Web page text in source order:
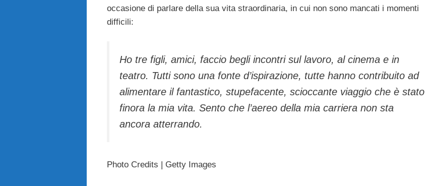
occasione di parlare della sua vita straordinaria, in cui non sono mancati i momenti
difficili:
Ho tre figli, amici, faccio begli incontri sul lavoro, al cinema e in
teatro. Tutti sono una fonte d’ispirazione, tutte hanno contribuito ad
alimentare il fantastico, stupefacente, scioccante viaggio che è stato
finora la mia vita. Sento che l’aereo della mia carriera non sta
ancora atterrando.
Photo Credits | Getty Images